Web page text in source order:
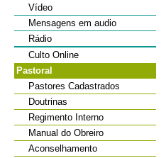
Vídeo
Mensagens em audio
Rádio
Culto Online
Pastoral
Pastores Cadastrados
Doutrinas
Regimento Interno
Manual do Obreiro
Aconselhamento